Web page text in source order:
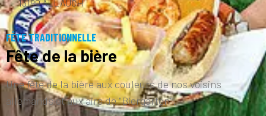
13190 ALLAUCH
FÊTE TRADITIONNELLE
Fête de la bière
Une fête de la bière aux couleurs de nos voisins
allemands et aux airs de "Biergarten".